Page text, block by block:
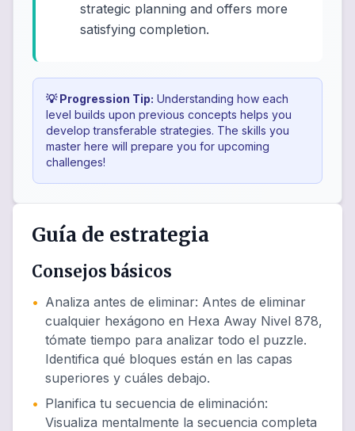
strategic planning and offers more
satisfying completion.
💡 Progression Tip: Understanding how each
level builds upon previous concepts helps you
develop transferable strategies. The skills you
master here will prepare you for upcoming
challenges!
Guía de estrategia
Consejos básicos
• Analiza antes de eliminar: Antes de eliminar
cualquier hexágono en Hexa Away Nivel 878,
tómate tiempo para analizar todo el puzzle.
Identifica qué bloques están en las capas
superiores y cuáles debajo.
• Planifica tu secuencia de eliminación:
Visualiza mentalmente la secuencia completa